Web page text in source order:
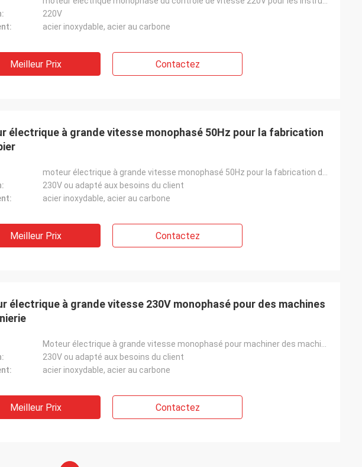
220V
acier inoxydable, acier au carbone
Meilleur Prix Contactez
électrique à grande vitesse monophasé 50Hz pour la fabrication
230V ou adapté aux besoins du client
acier inoxydable, acier au carbone
Meilleur Prix Contactez
électrique à grande vitesse 230V monophasé pour des machines
230V ou adapté aux besoins du client
acier inoxydable, acier au carbone
Meilleur Prix Contactez